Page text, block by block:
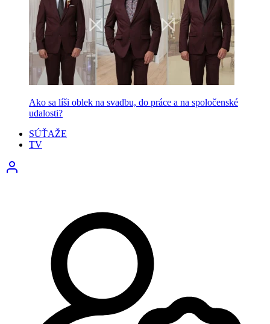
Ako sa líši oblek na svadbu, do práce a na spoločenské
udalosti?
SÚŤAŽE
TV